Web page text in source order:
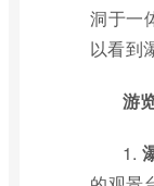
洞于一
以看到
游
1.